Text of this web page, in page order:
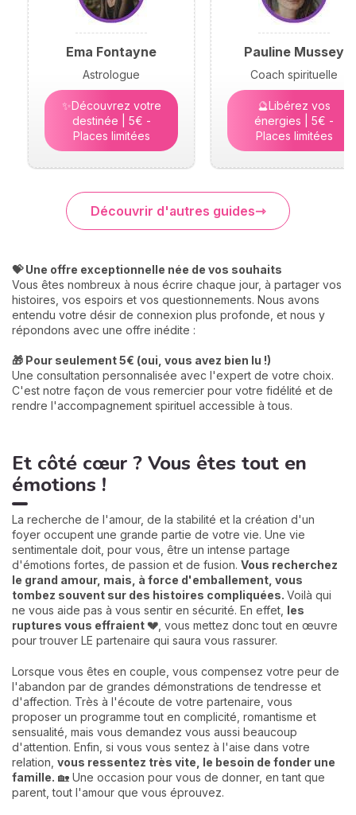
Ema Fontayne
Astrologue
✨Découvrez votre
destinée | 5€ -
Places limitées
Pauline Mussey
Coach spirituelle
🔮Libérez vos
énergies | 5€ -
Places limitées
Découvrir d'autres guides
💝 Une offre exceptionnelle née de vos souhaits
Vous êtes nombreux à nous écrire chaque jour, à partager vos
histoires, vos espoirs et vos questionnements. Nous avons
entendu votre désir de connexion plus profonde, et nous y
répondons avec une offre inédite :
🎁 Pour seulement 5€ (oui, vous avez bien lu !)
Une consultation personnalisée avec l'expert de votre choix.
C'est notre façon de vous remercier pour votre fidélité et de
rendre l'accompagnement spirituel accessible à tous.
Et côté cœur ? Vous êtes tout en
émotions !
La recherche de l'amour, de la stabilité et la création d'un
foyer occupent une grande partie de votre vie. Une vie
sentimentale doit, pour vous, être un intense partage
d'émotions fortes, de passion et de fusion. Vous recherchez
le grand amour, mais, à force d'emballement, vous
tombez souvent sur des histoires compliquées. Voilà qui
ne vous aide pas à vous sentir en sécurité. En effet, les
ruptures vous effraient 💔 , vous mettez donc tout en œuvre
pour trouver LE partenaire qui saura vous rassurer.
Lorsque vous êtes en couple, vous compensez votre peur de
l'abandon par de grandes démonstrations de tendresse et
d'affection. Très à l'écoute de votre partenaire, vous
proposer un programme tout en complicité, romantisme et
sensualité, mais vous demandez vous aussi beaucoup
d'attention. Enfin, si vous vous sentez à l'aise dans votre
relation, vous ressentez très vite, le besoin de fonder une
famille. 🏡 Une occasion pour vous de donner, en tant que
parent, tout l'amour que vous éprouvez.